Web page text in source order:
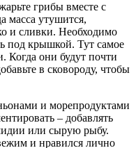
грибы вместе с
масса утушится,
и сливки. Необходимо
под крышкой. Тут самое
Когда они будут почти
в сковороду, чтобы
и морепродуктами
– добавлять
или сырую рыбу.
и нравился лично